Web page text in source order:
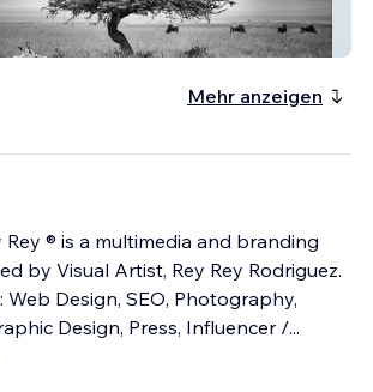
Mehr anzeigen
Rey ® is a multimedia and branding
by Visual Artist, Rey Rey Rodriguez.
Web Design, SEO, Photography,
Design, Press, Influencer /...